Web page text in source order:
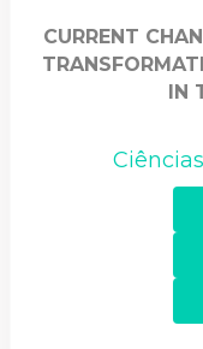
CURRENT
IN